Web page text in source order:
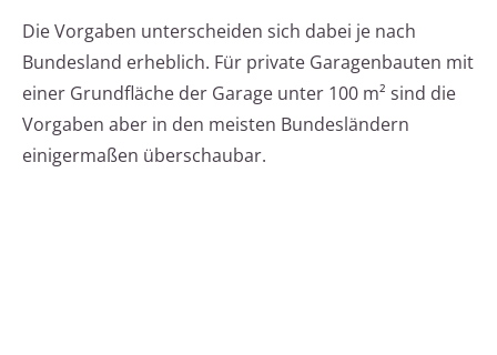
Die Vorgaben unterscheiden sich dabei je nach
Bundesland erheblich. Für private Garagenbauten mit
einer Grundfläche der Garage unter 100 m² sind die
Vorgaben aber in den meisten Bundesländern
einigermaßen überschaubar.